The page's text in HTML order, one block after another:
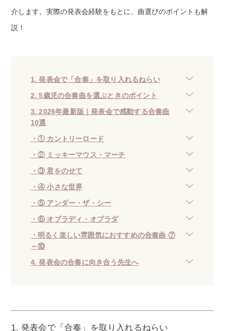
介します。実際の発表会経験をもとに、曲選びのポイントも解
説！
1. 発表会で「合奏」を取り入れるねらい
2. 5歳児の合奏曲を選ぶときのポイント
3. 2026年最新版｜発表会で感動する合奏曲
10選
・① カントリーロード
・② ミッキーマウス・マーチ
・③ 君をのせて
・④ 小さな世界
・⑤ アンダー・ザ・シー
・⑥ オブラディ・オブラダ
・明るく楽しい雰囲気におすすめの合奏曲 ⑦
～⑩
4. 発表会の合奏に向き合う先生へ
1. 発表会で「合奏」を取り入れるねらい